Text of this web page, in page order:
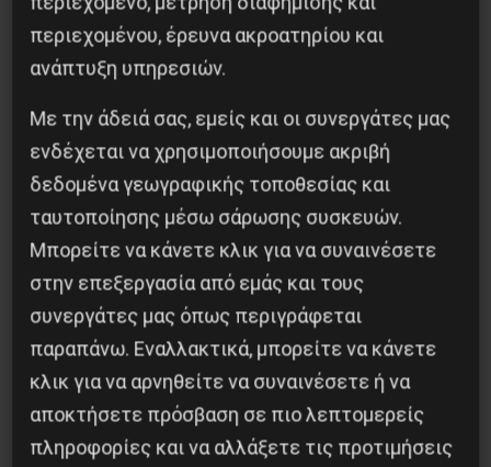
Το ΑΙ βαθαίνει την Κρίση
4 Αυγούστου 2026
περιεχομένου, έρευνα ακροατηρίου και
ανάπτυξη υπηρεσιών.
Με την άδειά σας, εμείς και οι συνεργάτες μας
ενδέχεται να χρησιμοποιήσουμε ακριβή
δεδομένα γεωγραφικής τοποθεσίας και
ταυτοποίησης μέσω σάρωσης συσκευών.
Μπορείτε να κάνετε κλικ για να συναινέσετε
στην επεξεργασία από εμάς και τους
συνεργάτες μας όπως περιγράφεται
παραπάνω. Εναλλακτικά, μπορείτε να κάνετε
κλικ για να αρνηθείτε να συναινέσετε ή να
αποκτήσετε πρόσβαση σε πιο λεπτομερείς
πληροφορίες και να αλλάξετε τις προτιμήσεις